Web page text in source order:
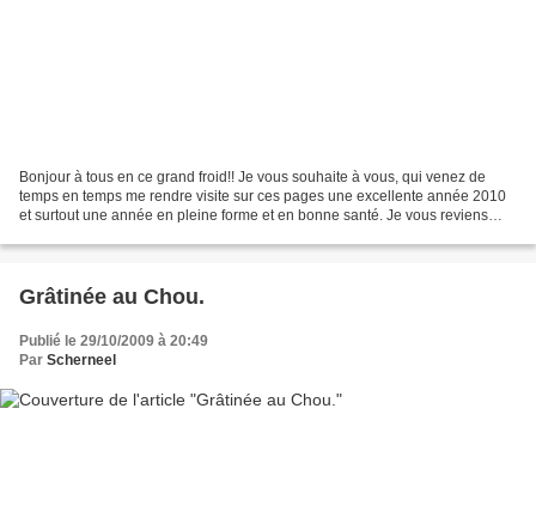
Bonjour à tous en ce grand froid!! Je vous souhaite à vous, qui venez de
temps en temps me rendre visite sur ces pages une excellente année 2010
et surtout une année en pleine forme et en bonne santé. Je vous reviens
Grâtinée au Chou.
Publié le 29/10/2009 à 20:49
Par Scherneel